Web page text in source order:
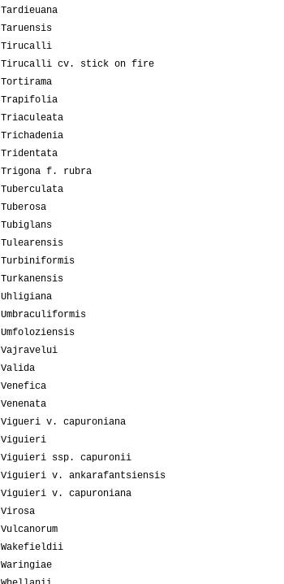
Tardieuana
Taruensis
Tirucalli
Tirucalli cv. stick on fire
Tortirama
Trapifolia
Triaculeata
Trichadenia
Tridentata
Trigona f. rubra
Tuberculata
Tuberosa
Tubiglans
Tulearensis
Turbiniformis
Turkanensis
Uhligiana
Umbraculiformis
Umfoloziensis
Vajravelui
Valida
Venefica
Venenata
Vigueri v. capuroniana
Viguieri
Viguieri ssp. capuronii
Viguieri v. ankarafantsiensis
Viguieri v. capuroniana
Virosa
Vulcanorum
Wakefieldii
Waringiae